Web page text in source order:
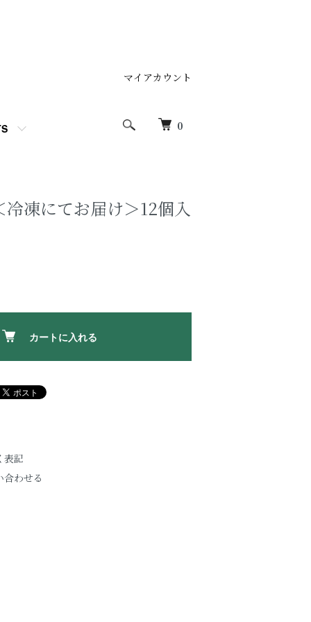
0
マイアカウント
凍にてお届け＞12個入
カートに入れる
表記
合わせる